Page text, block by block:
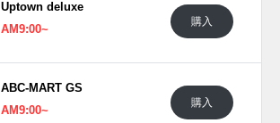
Uptown deluxe
AM9:00~
購入
ABC-MART GS
AM9:00~
購入